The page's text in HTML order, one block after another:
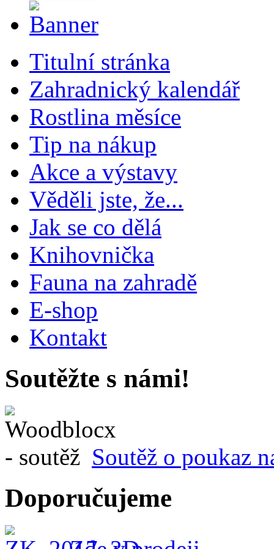
Titulní stránka
Zahradnický kalendář
Rostlina měsíce
Tip na nákup
Akce a výstavy
Věděli jste, že...
Jak se co dělá
Knihovnička
Fauna na zahradě
E-shop
Kontakt
Soutěžte s námi!
Soutěž o poukaz
Doporučujeme